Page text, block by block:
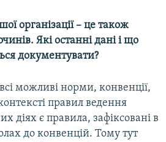
організації – це також
Які останні дані і що
документувати?
можливі норми, конвенції,
правил ведення
діях є правила, зафіксовані в
до конвенцій. Тому тут